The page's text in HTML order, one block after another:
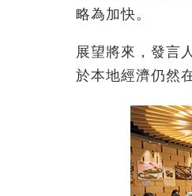
略為加快。
展望將來，發言
於本地經濟仍然